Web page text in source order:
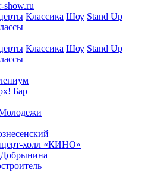
show.ru
Классика Шоу Stand Up
Классика Шоу Stand Up
Бар
холл «КИНО»